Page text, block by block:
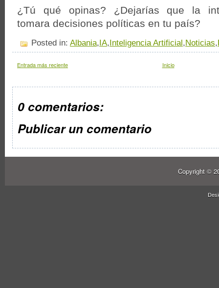
¿Tú qué opinas? ¿Dejarías que la
tomara decisiones políticas en tu país?
Posted in: Albania,IA,Inteligencia Artificial,Noticias,
Entrada más reciente Inicio
0 comentarios:
Publicar un comentario
Copyright ©